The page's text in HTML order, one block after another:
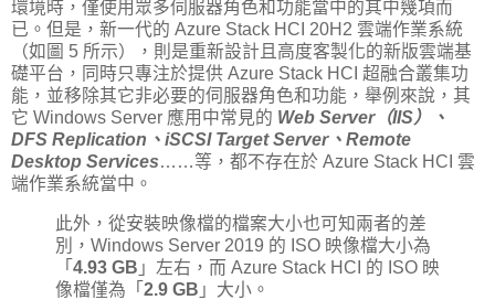
環境時，僅使用眾多伺服器角色和功能當中的其中幾項而
已。但是，新一代的 Azure Stack HCI 20H2 雲端作業系統
（如圖 5 所示），則是重新設計且高度客製化的新版雲端基
礎平台，同時只專注於提供 Azure Stack HCI 超融合叢集功
能，並移除其它非必要的伺服器角色和功能，舉例來說，其
它 Windows Server 應用中常見的 Web Server（IIS）、
DFS Replication、iSCSI Target Server、Remote
Desktop Services……等，都不存在於 Azure Stack HCI 雲
端作業系統當中。
此外，從安裝映像檔的檔案大小也可知兩者的差
別，Windows Server 2019 的 ISO 映像檔大小為
「 4.93 GB 」左右，而 Azure Stack HCI 的 ISO 映
像檔僅為「 2.9 GB 」大小。